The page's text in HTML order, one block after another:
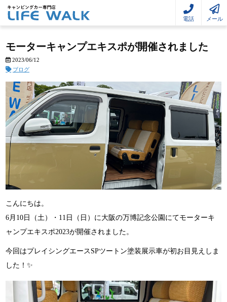
電話 メール
モーターキャンプエキスポが開催されました
2023/06/12
ブログ
こんにちは。
6月10日（土）・11日（日）に大阪の万博記念公園にてモーターキ
ャンプエキスポ2023が開催されました。
今回はプレイシングエースSPツートン塗装展示車が初お目見えしま
した！✨